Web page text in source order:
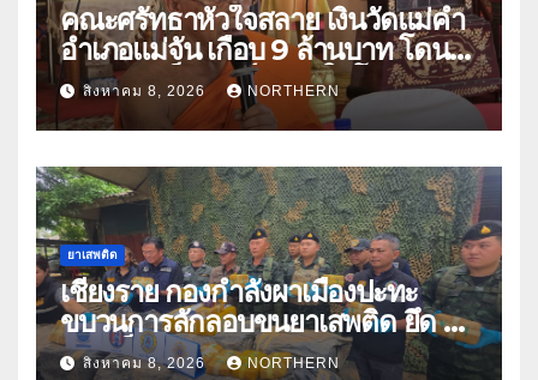
คณะศรัทธาหัวใจสลาย เงินวัดแม่คำ
อำเภอแม่จัน เกือบ 9 ล้านบาท โดน
แก๊งคอลเซ็นเตอร์หลอกให้โอนข้าม
ปีกว่า 66 บัญชี
สิงหาคม 8, 2026 NORTHERN
ยาเสพติด
เชียงราย กองกำลังผาเมืองปะทะ
ขบวนการลักลอบขนยาเสพติด ยึด 2
ล้านเม็ด
สิงหาคม 8, 2026 NORTHERN